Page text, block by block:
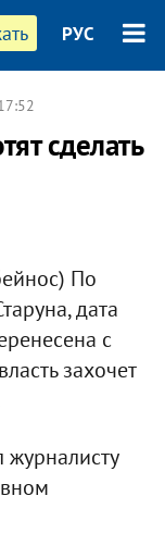
РУС
сделать
По
дата
с
захочет